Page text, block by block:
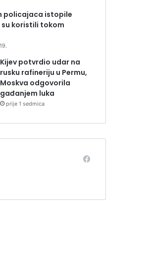
policajaca istopile
su koristili tokom
Kijev potvrdio udar na
rusku rafineriju u Permu,
Moskva odgovorila
gađanjem luka
prije 1 sedmica